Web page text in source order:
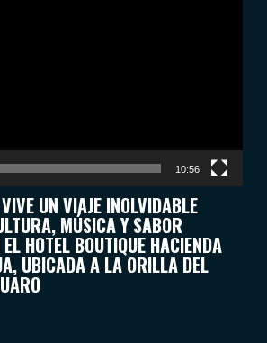
10:56
UN VIAJE INOLVIDABLE
MÚSICA Y SABOR
HOTEL BOUTIQUE HACIENDA
UBICADA A LA ORILLA DEL